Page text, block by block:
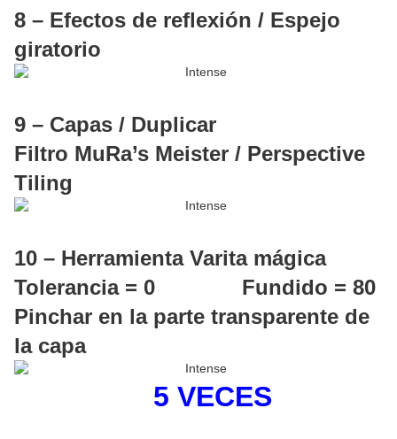
8 – Efectos de reflexión / Espejo
giratorio
9 – Capas / Duplicar
Filtro MuRa’s Meister / Perspective
Tiling
10 – Herramienta Varita mágica
Tolerancia = 0 Fundido = 80
Pinchar en la parte transparente de
la capa
5 VECES